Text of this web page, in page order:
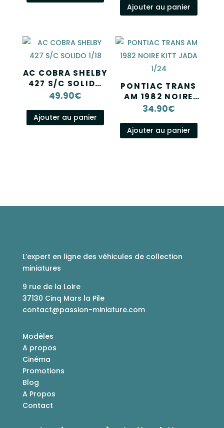
Ajouter au panier
AC COBRA SHELBY
427 S/C SOLIDO
1/18
49.90€
Ajouter au panier
PONTIAC TRANS
AM 1982 NOIRE
KITT JADA 1/24
34.90€
Ajouter au panier
L’expert en ligne des véhicules de collection
miniatures
9 rue de la Loire
37130 Cinq Mars la Pile
contact@passion-miniature.com
Modèles
A propos
Cinéma
Promotions
Blog
A Propos
Contact